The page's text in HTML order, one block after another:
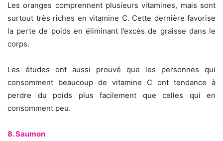
Les oranges comprennent plusieurs vitamines, mais sont
surtout très riches en vitamine C. Cette dernière favorise
la perte de poids en éliminant l’excès de graisse dans le
corps.
Les études ont aussi prouvé que les personnes qui
consomment beaucoup de vitamine C ont tendance à
perdre du poids plus facilement que celles qui en
consomment peu.
8. Saumon